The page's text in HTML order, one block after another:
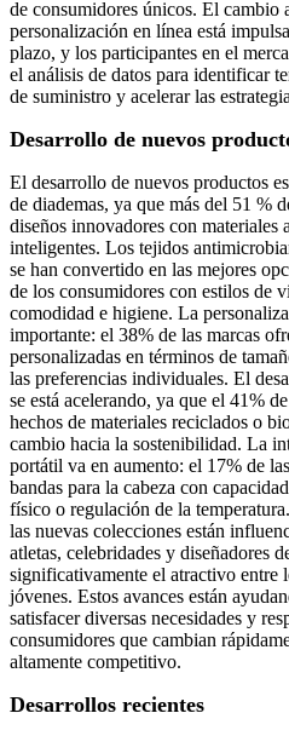
de consumidores únicos. El cambio
personalización en línea está
plazo, y los participantes en el
el análisis de datos para identificar
de suministro y acelerar las
Desarrollo de nuevos
El desarrollo de nuevos productos
de diademas, ya que más del 51 %
diseños innovadores con materiales
inteligentes. Los tejidos
se han convertido en las mejores
de los consumidores con estilos de
comodidad e higiene. La
importante: el 38% de las marcas
personalizadas en términos de
las preferencias individuales. El
se está acelerando, ya que el 41%
hechos de materiales reciclados o
cambio hacia la sostenibilidad. La
portátil va en aumento: el 17% de
bandas para la cabeza con
físico o regulación de la
las nuevas colecciones están
atletas, celebridades y diseñadores
significativamente el atractivo entre
jóvenes. Estos avances están
satisfacer diversas necesidades y
consumidores que cambian
altamente competitivo.
Desarrollos recientes